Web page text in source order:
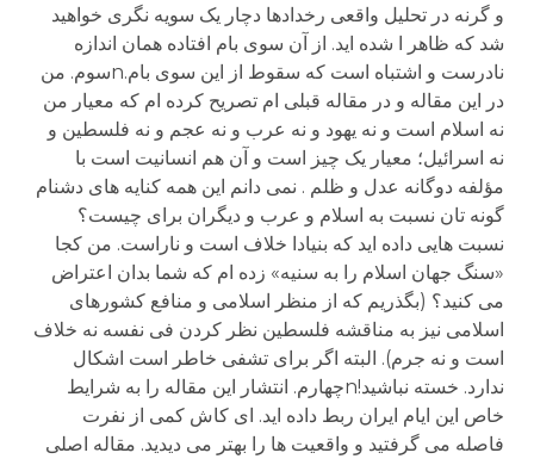
و گرنه در تحلیل واقعی رخدادها دچار یک سویه نگری خواهید
شد که ظاهر ا شده اید. از آن سوی بام افتاده همان اندازه
نادرست و اشتباه است که سقوط از این سوی بام.nسوم. من
در این مقاله و در مقاله قبلی ام تصریح کرده ام که معیار من
نه اسلام است و نه یهود و نه عرب و نه عجم و نه فلسطین و
نه اسرائیل؛ معیار یک چیز است و آن هم انسانیت است با
مؤلفه دوگانه عدل و ظلم . نمی دانم این همه کنایه های دشنام
گونه تان نسبت به اسلام و عرب و دیگران برای چیست؟
نسبت هایی داده اید که بنیادا خلاف است و ناراست. من کجا
«سنگ جهان اسلام را به سنیه» زده ام که شما بدان اعتراض
می کنید؟ (بگذریم که از منظر اسلامی و منافع کشورهای
اسلامی نیز به مناقشه فلسطین نظر کردن فی نفسه نه خلاف
است و نه جرم). البته اگر برای تشفی خاطر است اشکال
ندارد. خسته نباشید!nچهارم. انتشار این مقاله را به شرایط
خاص این ایام ایران ربط داده اید. ای کاش کمی از نفرت
فاصله می گرفتید و واقعیت ها را بهتر می دیدید. مقاله اصلی